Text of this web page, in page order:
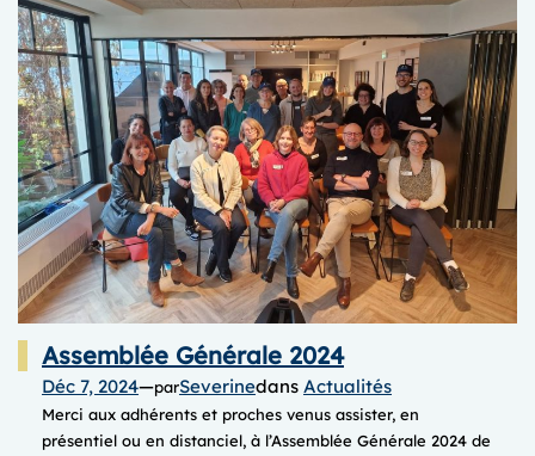
ROTARY
Assemblée Générale 2024
Déc 7, 2024—parSeverinedans Actualités
Merci aux adhérents et proches venus assister, en
présentiel ou en distanciel, à l’Assemblée Générale 2024 de